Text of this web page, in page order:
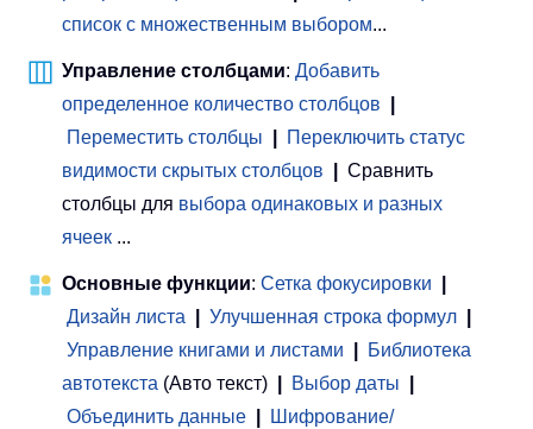
список с множественным выбором...
Управление столбцами: Добавить
определенное количество столбцов
Переместить столбцы
Переключить статус
видимости скрытых столбцов
Сравнить
столбцы для выбора одинаковых и разных
ячеек ...
Основные функции: Сетка фокусировки
Дизайн листа
Улучшенная строка формул
Управление книгами и листами
Библиотека
автотекста (Авто текст) Выбор даты
Объединить данные
Шифрование/